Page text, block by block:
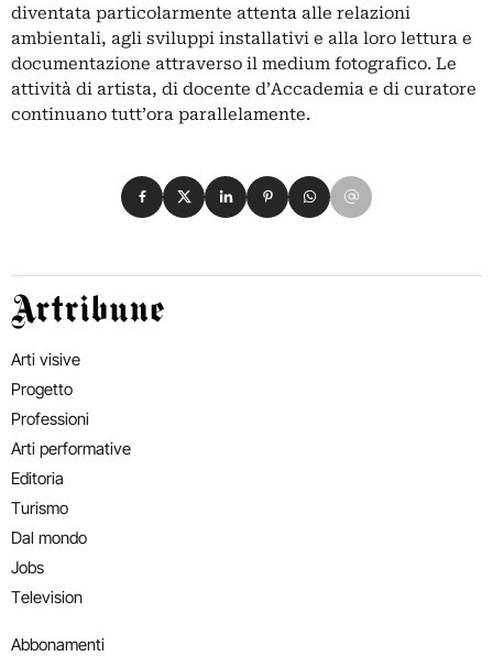
diventata particolarmente attenta alle relazioni
ambientali, agli sviluppi installativi e alla loro lettura e
documentazione attraverso il medium fotografico. Le
attività di artista, di docente d’Accademia e di curatore
continuano tutt’ora parallelamente.
Condividi su Facebook
Condividi su X
Condividi su LinkedIn
Condividi su Pinterest
Condividi su WhatsApp
Condividi su Email
Artribune
Arti visive
Progetto
Professioni
Arti performative
Editoria
Turismo
Dal mondo
Jobs
Television
Abbonamenti